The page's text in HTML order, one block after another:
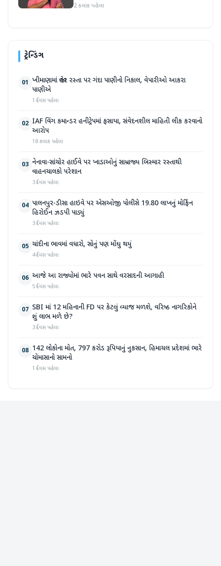
2 કલાક પહેલા
ટ્રેન્ડિંગ
01 ખીમાણામાં જાહેર રસ્તા પર ગંદા પાણીનો નિકાલ, વેપારીઓ આકરા
પાણીએ
1 દિવસ પહેલા
02 IAF વિંગ કમાન્ડર હનીટ્રેપમાં ફસાયા, સંવેદનશીલ માહિતી લીક કરવાનો
આરોપ
18 કલાક પહેલા
03 નેનાવા-સાંચોર હાઈવે પર ખાડાઓનું સામ્રાજ્ય બિસ્માર રસ્તાથી
વાહનચાલકો પરેશાન
3 દિવસ પહેલા
04 પાલનપુર-ડીસા હાઇવે પર એસઓજી પોલીસે 19.80 લાખનું મોર્ફિન
હિરોઈન ઝડપી પાડ્યું
3 દિવસ પહેલા
05 ચાંદીના ભાવમાં વધારો, સોનું પણ મોંઘુ થયું
4 દિવસ પહેલા
06 આજે આ રાજ્યોમાં ભારે પવન સાથે વરસાદની આગાહી
5 દિવસ પહેલા
07 SBI માં 12 મહિનાની FD પર કેટલું વ્યાજ મળશે, વરિષ્ઠ નાગરિકોને
શું લાભ મળે છે?
3 દિવસ પહેલા
08 142 લોકોના મોત, 797 કરોડ રૂપિયાનું નુકસાન, હિમાચલ પ્રદેશમાં ભારે
ચોમાસાનો સામનો
1 દિવસ પહેલા